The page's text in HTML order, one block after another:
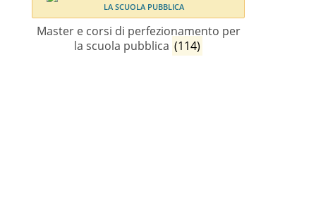
Master e corsi di perfezionamento per
la scuola pubblica (114)